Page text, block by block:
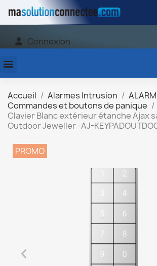
Connexion
Accueil Alarmes Intrusion
Commandes et boutons de panique
Clavier Blanc extérieur étanche Ajax
Outdoor Jeweller -AJ-
PROMO